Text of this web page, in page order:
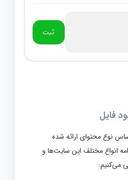
ثبت
فایل
نوع محتوای ارائه شده
انواع مختلف این سایت‌ها و
می‌کنیم: